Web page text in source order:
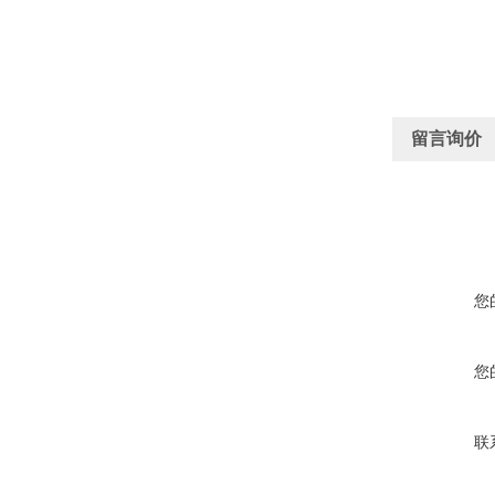
留言询价
您
您
联